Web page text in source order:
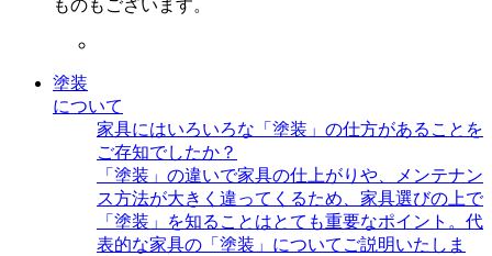
ものもございます。
塗装
について
家具にはいろいろな「塗装」の仕方があることを
ご存知でしたか？
「塗装」の違いで家具の仕上がりや、メンテナン
ス方法が大きく違ってくるため、家具選びの上で
「塗装」を知ることはとても重要なポイント。代
表的な家具の「塗装」についてご説明いたしま